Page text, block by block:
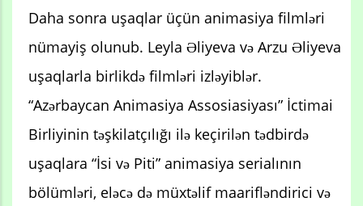
Daha sonra uşaqlar üçün animasiya filmləri
nümayiş olunub. Leyla Əliyeva və Arzu Əliyeva
uşaqlarla birlikdə filmləri izləyiblər.
“Azərbaycan Animasiya Assosiasiyası” İctimai
Birliyinin təşkilatçılığı ilə keçirilən tədbirdə
uşaqlara “İsi və Piti” animasiya serialının
bölümləri, eləcə də müxtəlif maarifləndirici və